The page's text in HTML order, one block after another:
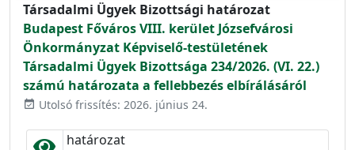
Társadalmi Ügyek Bizottsági határozat
Budapest Főváros VIII. kerület Józsefvárosi
Önkormányzat Képviselő-testületének
Társadalmi Ügyek Bizottsága 234/2026. (VI. 22.)
számú határozata a fellebbezés elbírálásáról
event_available Utolsó frissítés: 2026. június 24.
határozat